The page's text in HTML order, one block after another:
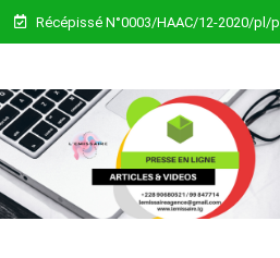
Récépissé N°0003/HAAC/12-2020/pl/p